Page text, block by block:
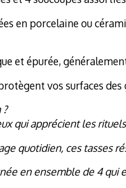
en porcelaine ou
et épurée,
vos surfaces
qui apprécient les
quotidien, ces tasses
en ensemble de 4